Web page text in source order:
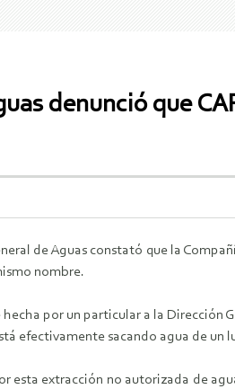
denunció que
de Aguas constató que la
nombre.
hecha por un particular a la Dirección
efectivamente sacando agua de un
esta extracción no autorizada de